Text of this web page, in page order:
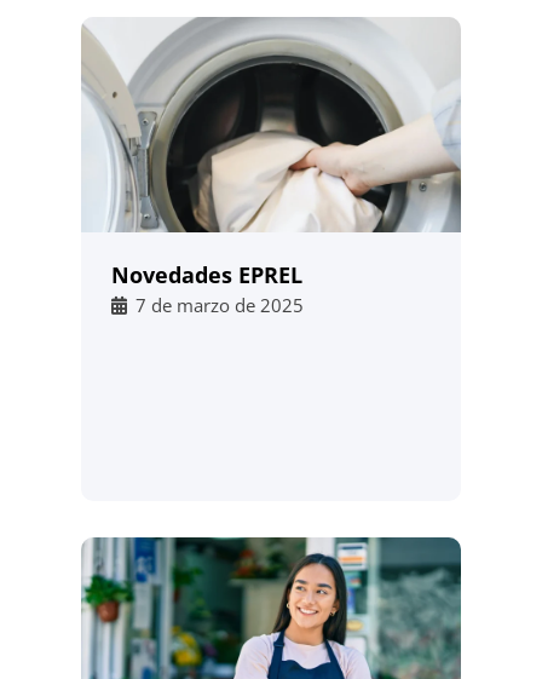
Novedades EPREL
7 de marzo de 2025